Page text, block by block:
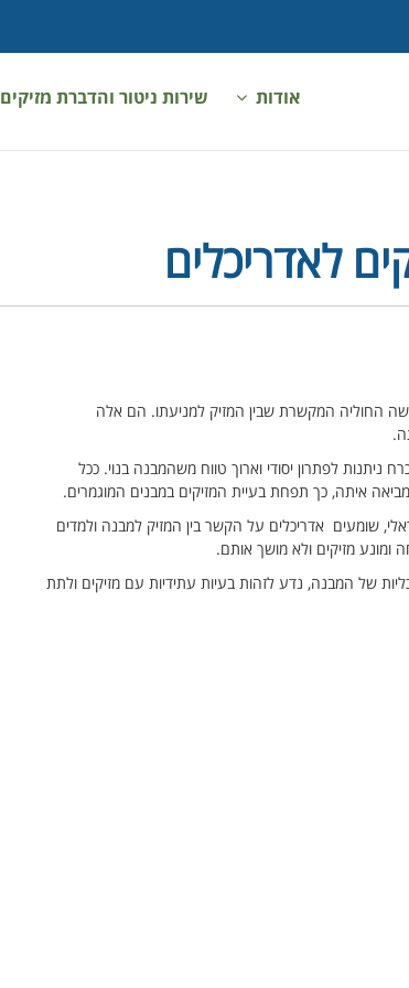
אודות שירות ניטור והדברת מזיקים
לאדריכלים
החוליה המקשרת שבין המזיק למניעתו. הם אלה
ניתנות לפתרון יסודי וארוך טווח משהמבנה בנוי. ככל
איתה, כך תפחת בעיית המזיקים במבנים המוגמרים.
שומעים אדריכלים על הקשר בין המזיק למבנה ולמדים
מזיקים ולא מושך אותם.
של המבנה, נדע לזהות בעיות עתידיות עם מזיקים ולתת